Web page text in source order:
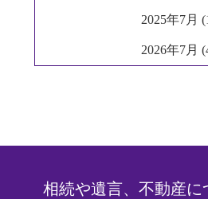
2026年7月
2025年7月
相続や遺言、不動産に